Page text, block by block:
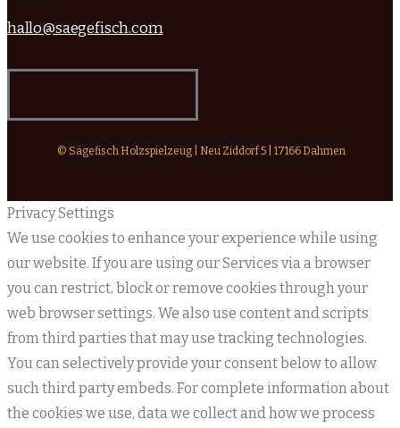
hallo@saegefisch.com
© Sägefisch Holzspielzeug | Neu Ziddorf 5 | 17166 Dahmen
Privacy Settings
We use cookies to enhance your experience while using
our website. If you are using our Services via a browser
you can restrict, block or remove cookies through your
web browser settings. We also use content and scripts
from third parties that may use tracking technologies.
You can selectively provide your consent below to allow
such third party embeds. For complete information about
the cookies we use, data we collect and how we process